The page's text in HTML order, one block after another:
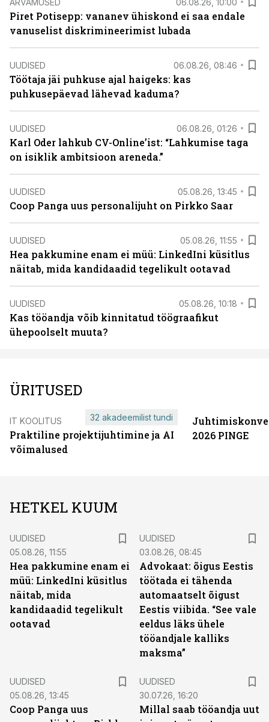
Piret Potisepp: vananev ühiskond ei saa endale
vanuselist diskrimineerimist lubada
UUDISED 06.08.26, 08:46
Töötaja jäi puhkuse ajal haigeks: kas
puhkusepäevad lähevad kaduma?
UUDISED 06.08.26, 01:26
Karl Oder lahkub CV-Online’ist: “Lahkumise taga
on isiklik ambitsioon areneda.”
UUDISED 05.08.26, 13:45
Coop Panga uus personalijuht on Pirkko Saar
UUDISED 05.08.26, 11:55
Hea pakkumine enam ei müü: LinkedIni küsitlus
näitab, mida kandidaadid tegelikult ootavad
UUDISED 05.08.26, 10:18
Kas tööandja võib kinnitatud töögraafikut
ühepoolselt muuta?
ÜRITUSED
IT KOOLITUS
Praktiline projektijuhtimine ja AI
võimalused
32 akadeemilist tundi
2026 PINGE
HETKEL KUUM
UUDISED
05.08.26, 11:55
Hea pakkumine enam ei
müü: LinkedIni küsitlus
näitab, mida
kandidaadid tegelikult
ootavad
UUDISED
03.08.26, 08:45
Advokaat: õigus Eestis
töötada ei tähenda
automaatselt õigust
Eestis viibida. “See vale
eeldus läks ühele
tööandjale kalliks
maksma”
UUDISED
05.08.26, 13:45
Coop Panga uus
UUDISED
30.07.26, 16:20
Millal saab tööandja uut